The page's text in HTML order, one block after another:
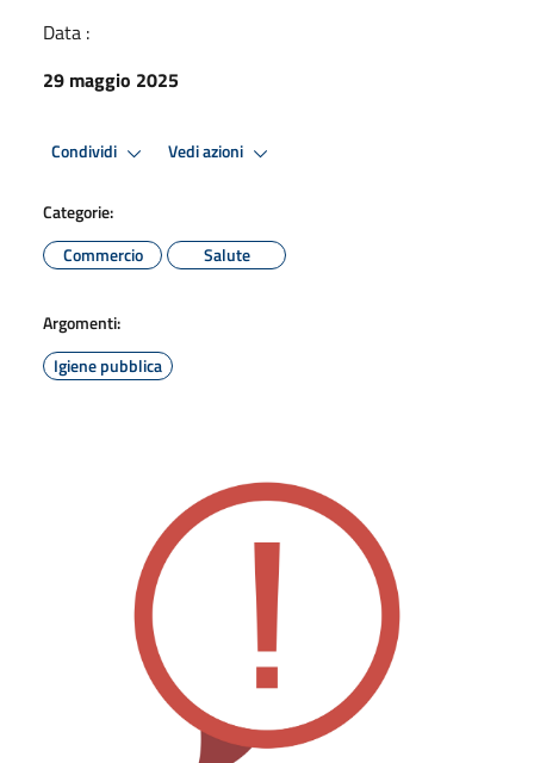
Data :
29 maggio 2025
Condividi Vedi azioni
Categorie:
Commercio
Salute
Argomenti:
Igiene pubblica